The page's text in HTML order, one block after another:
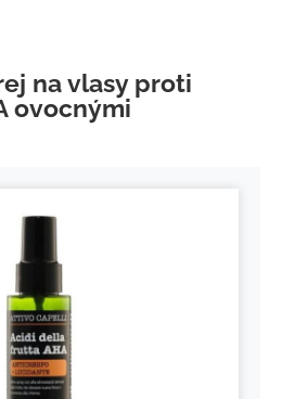
na vlasy proti
ovocnými